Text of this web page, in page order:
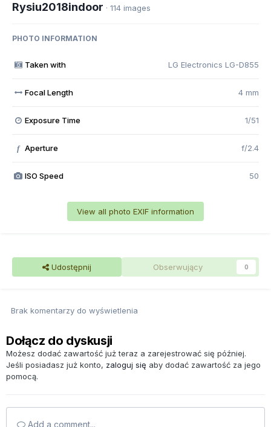
Rysiu2018indoor · 114 images
PHOTO INFORMATION
Taken with LG Electronics LG-D855
Focal Length 4 mm
Exposure Time 1/51
f Aperture f/2.4
ISO Speed 50
View all photo EXIF information
Udostępnij Obserwujący 0
Brak komentarzy do wyświetlenia
Dołącz do dyskusji
Możesz dodać zawartość już teraz a zarejestrować się później.
Jeśli posiadasz już konto, zaloguj się aby dodać zawartość za jego
pomocą.
Add a comment...